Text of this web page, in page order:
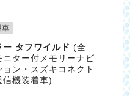
車
ー タフワイルド (全
ニター付メモリーナビ
ョン・スズキコネクト
信機装着車)